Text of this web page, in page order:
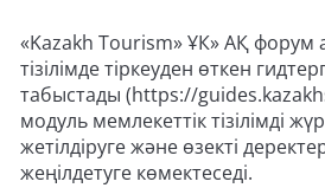
«Kazakh Tourism» ҰК» АҚ
тізілімде тіркеуден өткен
табыстады (https://
модуль мемлекеттік тізілімді
жетілдіруге және өзекті
жеңілдетуге көмектеседі.